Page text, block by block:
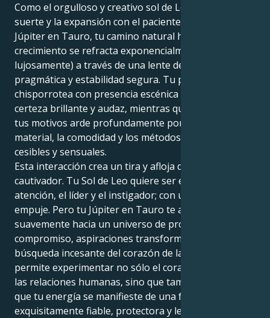
Como el orgulloso y creativo sol de Leo golpea la
suerte y la expansión con el paciente y terrenal
Júpiter en Tauro, tu camino natural hacia el
crecimiento se refracta exponencialmente (y
lujosamente) a través de una lente de acción
pragmática y estabilidad segura. Tu personalidad
chisporrotea con presencia escénica y habla con
certeza brillante y audaz, mientras que el mundo de
tus motivos arde profundamente por la facilidad
material, la comodidad y los métodos de expansión
cesibles y sensuales.
Esta interacción crea un tira y afloja delicioso y
cautivador. Tu Sol de Leo quiere ser el centro de
atención, el líder y el instigador; con un valiente
empuje. Pero tu Júpiter en Tauro te arrastra
suavemente hacia un universo de profundo
compromiso, aspiraciones transformadoras y
búsqueda incesante del corazón de las cosas. Esto te
permite experimentar no sólo el corazón ardiente de
las relaciones humanas, sino que también permite
que tu energía se manifieste de una forma
exquisitamente fiable, protectora y leal.